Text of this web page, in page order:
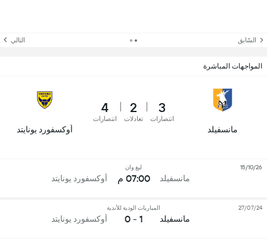
السّابق التالي
المواجهات المباشرة
مانسفيلد
3
انتصارات
2
تعادلات
4
انتصارات
أوكسفورد يونايتد
مانسفيلد
ليغ وان
07:00 م أوكسفورد يونايتد
15/10/26
مانسفيلد
المباريات الودية للأندية
1 - 0 أوكسفورد يونايتد
27/07/24